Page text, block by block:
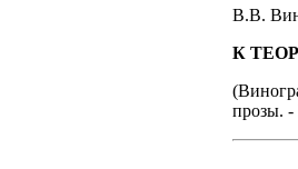
В.В.
К
прозы.